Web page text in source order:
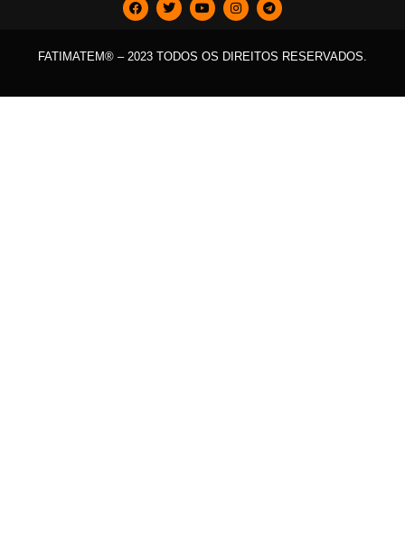
FATIMATEM® – 2023 TODOS OS DIREITOS RESERVADOS.